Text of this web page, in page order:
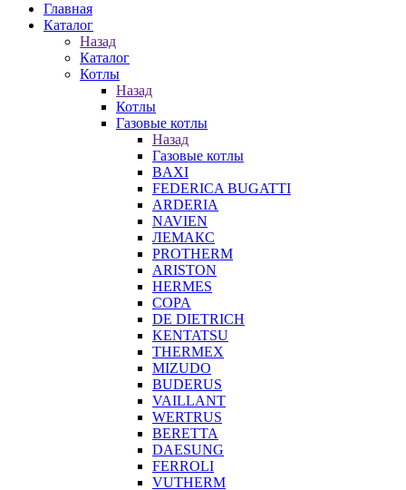
Главная
Каталог
Назад
Каталог
Котлы
Назад
Котлы
Газовые котлы
Назад
Газовые котлы
BAXI
FEDERICA BUGATTI
ARDERIA
NAVIEN
ЛЕМАКС
PROTHERM
ARISTON
HERMES
COPA
DE DIETRICH
KENTATSU
THERMEX
MIZUDO
BUDERUS
VAILLANT
WERTRUS
BERETTA
DAESUNG
FERROLI
VUTHERM